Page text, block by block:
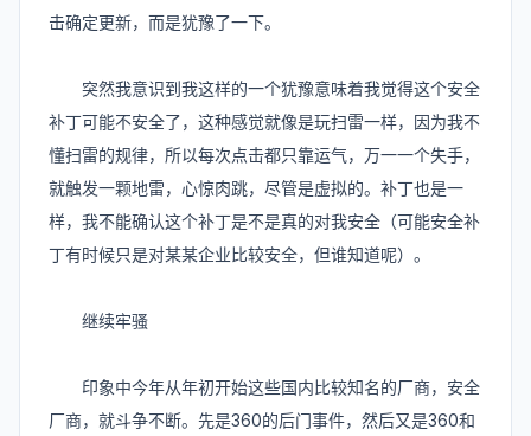
击确定更新，而是犹豫了一下。
突然我意识到我这样的一个犹豫意味着我觉得这个安全
补丁可能不安全了，这种感觉就像是玩扫雷一样，因为我不
懂扫雷的规律，所以每次点击都只靠运气，万一一个失手，
就触发一颗地雷，心惊肉跳，尽管是虚拟的。补丁也是一
样，我不能确认这个补丁是不是真的对我安全（可能安全补
丁有时候只是对某某企业比较安全，但谁知道呢）。
继续牢骚
印象中今年从年初开始这些国内比较知名的厂商，安全
厂商，就斗争不断。先是360的后门事件，然后又是360和